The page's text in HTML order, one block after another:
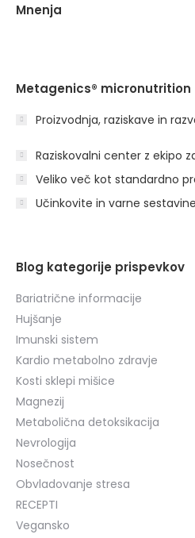
Mnenja
Metagenics® micronutrition
Proizvodnja, raziskave in
Raziskovalni center z ekipo
Veliko več kot standardno
Učinkovite in varne
Blog kategorije prispevkov
Bariatrične informacije
Hujšanje
Imunski sistem
Kardio metabolno zdravje
Kosti sklepi mišice
Magnezij
Metabolična detoksikacija
Nevrologija
Nosečnost
Obvladovanje stresa
RECEPTI
Vegansko